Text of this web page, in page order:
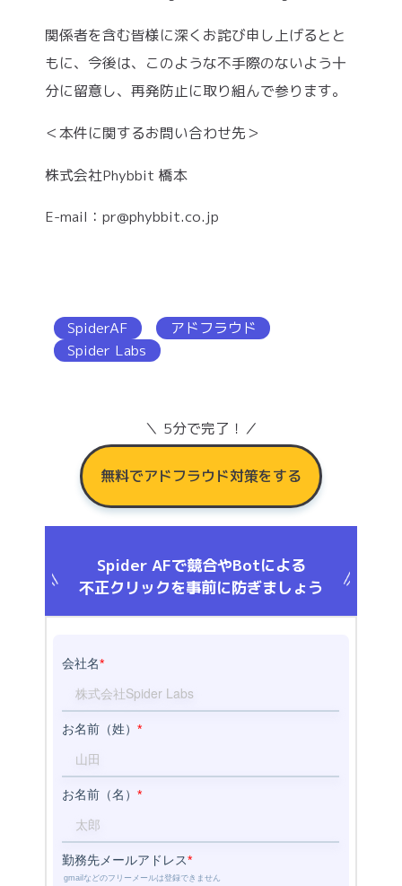
関係者を含む皆様に深くお詫び申し上げるとと
もに、今後は、このような不手際のないよう十
分に留意し、再発防止に取り組んで参ります。
＜本件に関するお問い合わせ先＞
株式会社Phybbit 橋本
E-mail：pr@phybbit.co.jp
SpiderAF
アドフラウド
Spider Labs
＼ 5分で完了！／
無料でアドフラウド対策をする
Spider AFで競合やBotによる
不正クリックを事前に防ぎましょう